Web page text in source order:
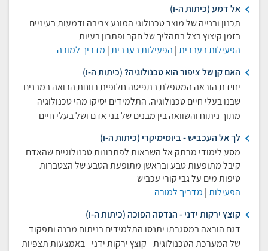
אל דמע (כיתות ה-ו)
תכנון ובנייה של מוצר טכנולוגי המונע צריבה ודמעות בעיניים
בזמן קיצוץ בצל בתהליך של חקר ופתרון בעיות
הפעילות בעברית| הפעילות בערבית| מדריך למורה
האם קן של ציפור הוא טכנולוגיה? (כיתות ה-ו)
יחידת הוראה המטפלת בתפיסה חלופית רווחת הרואה במבנים
שבנו בעלי חיים טכנולוגיה. התלמידים יסיקו מהי טכנולוגיה
מתוך ניתוח והשוואה בין מבנים של בני אדם ושל בעלי חיים
לך אל העכביש - ביומימיקרי (כיתות ה-ו)
מסע לימודי מרתק אל השראות לפתרונות טכנולוגיים שהאדם
קיבל מתופעות טבע ובראשן מתופעת הטבע של הצטברות
טיפות מים על גבי קורי עכביש
הפעילות| מדריך למורה
קוצץ ירקות ידני - הנדסה הפוכה (כיתות ה-ו)
דגם הוראה במסגרתו יתנסו התלמידים בניתוח מבנה ותפקוד
של המערכת הטכנולוגית - קוצץ ירקות ידני - באמצעות תצפיות